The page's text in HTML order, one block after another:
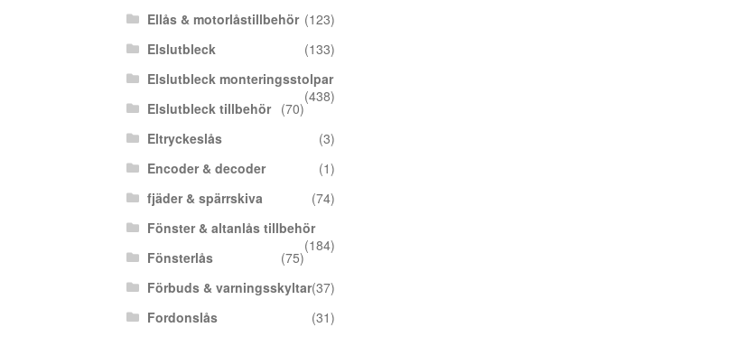
Ellås & motorlåstillbehör (123)
Elslutbleck
(133)
Elslutbleck monteringsstolpar
(438)
Elslutbleck tillbehör
(70)
Eltryckeslås
(3)
Encoder & decoder
(1)
fjäder & spärrskiva
(74)
Fönster & altanlås tillbehör
(184)
Fönsterlås
(75)
Förbuds & varningsskyltar(37)
Fordonslås
(31)